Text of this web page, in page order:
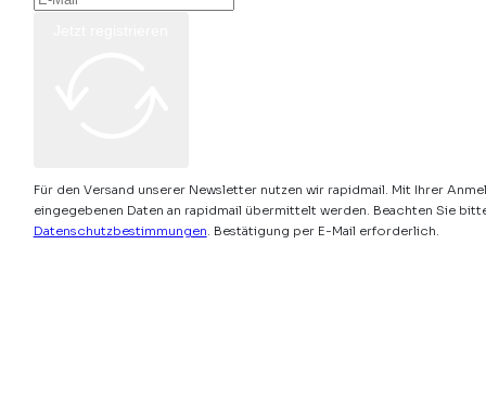
Für den Versand unserer Newsletter nutzen wir rapidmail. Mit Ihrer
eingegebenen Daten an rapidmail übermittelt werden. Beachten Sie
Datenschutzbestimmungen. Bestätigung per E-Mail erforderlich.